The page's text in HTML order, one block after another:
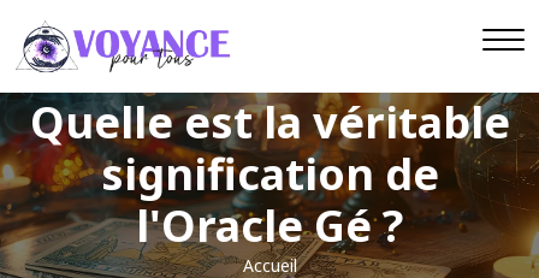
Quelle est la véritable
signification de
l'Oracle Gé ?
Accueil